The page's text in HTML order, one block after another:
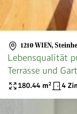
1210 WIEN,
Lebensqualität
Terrasse und
Hochwertige
180.44 m² 4